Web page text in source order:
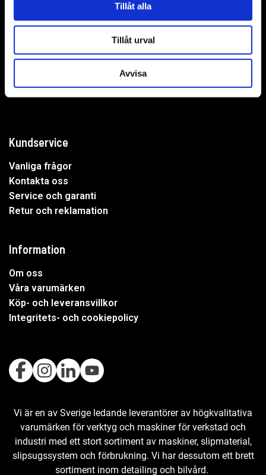
Tillåt alla
Tillåt urval
Avvisa
Adress: Elementvägen 7, 702 27 Örebro
Eller ring oss:019-20 73 30
Kundservice
Vanliga frågor
Kontakta oss
Service och garanti
Retur och reklamation
Information
Om oss
Våra varumärken
Köp- och leveransvillkor
Integritets- och cookiepolicy
Vi är en av Sverige ledande leverantörer av högkvalitativa
varumärken för verktyg och maskiner för verkstad och
industri med ett stort sortiment av maskiner, slipmaterial,
slipsugssystem och förbrukning. Vi har dessutom ett brett
sortiment inom detailing och bilvård.